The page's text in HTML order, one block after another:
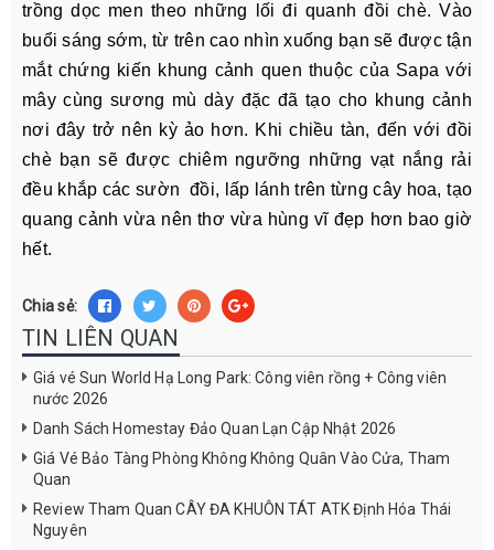
trồng dọc men theo những lối đi quanh đồi chè. Vào
buổi sáng sớm, từ trên cao nhìn xuống bạn sẽ được tận
mắt chứng kiến khung cảnh quen thuộc của Sapa với
mây cùng sương mù dày đặc đã tạo cho khung cảnh
nơi đây trở nên kỳ ảo hơn. Khi chiều tàn, đến với đồi
chè bạn sẽ được chiêm ngưỡng những vạt nắng rải
đều khắp các sườn đồi, lấp lánh trên từng cây hoa, tạo
quang cảnh vừa nên thơ vừa hùng vĩ đẹp hơn bao giờ
hết.
Chia sẻ:
TIN LIÊN QUAN
Giá vé Sun World Hạ Long Park: Công viên rồng + Công viên
nước 2026
Danh Sách Homestay Đảo Quan Lạn Cập Nhật 2026
Giá Vé Bảo Tàng Phòng Không Không Quân Vào Cửa, Tham
Quan
Review Tham Quan CÂY ĐA KHUÔN TÁT ATK Định Hóa Thái
Nguyên